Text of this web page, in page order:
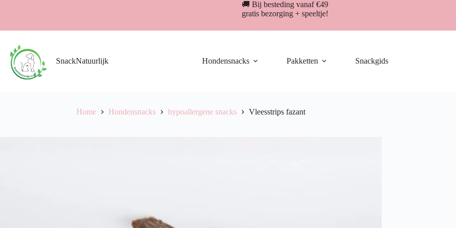
inhoud
🚚 Bij besteding vanaf €49
gratis bezorging + speeltje!
SnackNatuurlijk Hondensnacks Pakketten Snackgids
Home Hondensnacks hypoallergene snacks Vleesstrips fazant